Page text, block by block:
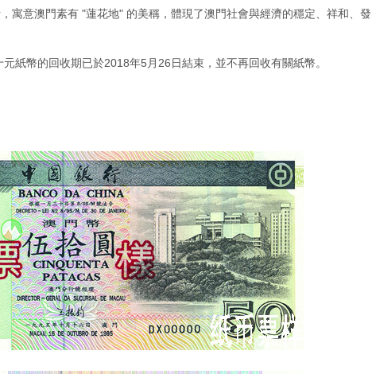
寓意澳門素有 "蓮花地" 的美稱，體現了澳門社會與經濟的穩定、祥和、發
紙幣的回收期已於2018年5月26日結束，並不再回收有關紙幣。